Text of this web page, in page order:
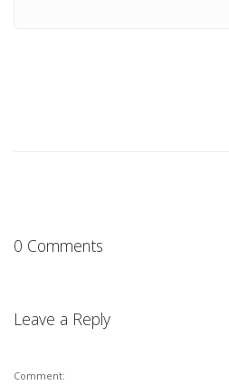
0 Comments
Leave a Reply
Comment: